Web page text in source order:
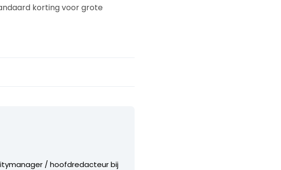
korting voor grote
/ hoofdredacteur bij